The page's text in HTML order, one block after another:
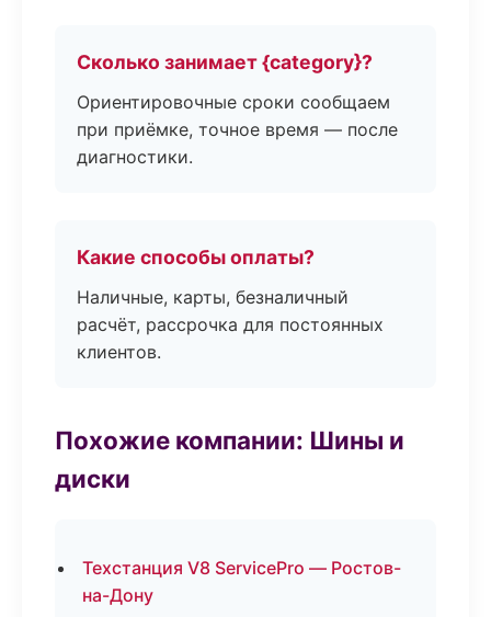
Сколько занимает {category}?
Ориентировочные сроки сообщаем
при приёмке, точное время — после
диагностики.
Какие способы оплаты?
Наличные, карты, безналичный
расчёт, рассрочка для постоянных
клиентов.
Похожие компании: Шины и
диски
Техстанция V8 ServicePro — Ростов-
на-Дону